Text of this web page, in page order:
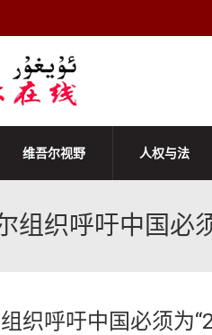
维吾尔视野 人权与法
组织呼吁中国必
织呼吁中国必须为